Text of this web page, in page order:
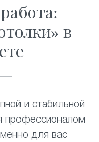
в
и стабильной
профессионалом
для вас